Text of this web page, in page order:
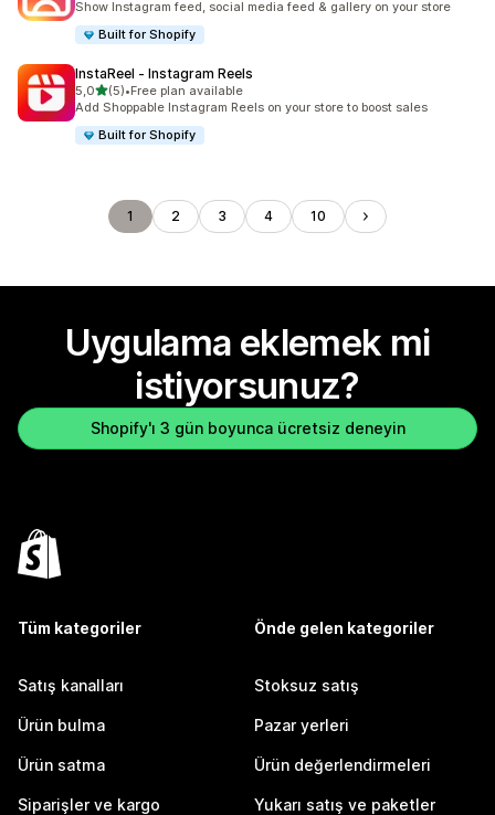
Show Instagram feed, social media feed & gallery on your store
Built for Shopify
InstaReel ‑ Instagram Reels
5,05 yıldız üzerinden
(5)
toplam 5 değerlendirme
•Free plan available
Add Shoppable Instagram Reels on your store to boost sales
Built for Shopify
1 2 3 4 10
Uygulama eklemek mi
istiyorsunuz?
Shopify'ı 3 gün boyunca ücretsiz deneyin
Tüm kategoriler
Satış kanalları
Ürün bulma
Ürün satma
Siparişler ve kargo
Önde gelen kategoriler
Stoksuz satış
Pazar yerleri
Ürün değerlendirmeleri
Yukarı satış ve paketler